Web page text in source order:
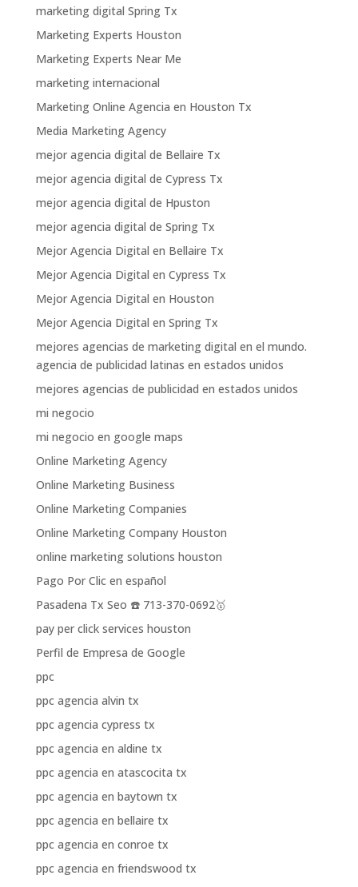
marketing digital Spring Tx
Marketing Experts Houston
Marketing Experts Near Me
marketing internacional
Marketing Online Agencia en Houston Tx
Media Marketing Agency
mejor agencia digital de Bellaire Tx
mejor agencia digital de Cypress Tx
mejor agencia digital de Hpuston
mejor agencia digital de Spring Tx
Mejor Agencia Digital en Bellaire Tx
Mejor Agencia Digital en Cypress Tx
Mejor Agencia Digital en Houston
Mejor Agencia Digital en Spring Tx
mejores agencias de marketing digital en el mundo.
agencia de publicidad latinas en estados unidos
mejores agencias de publicidad en estados unidos
mi negocio
mi negocio en google maps
Online Marketing Agency
Online Marketing Business
Online Marketing Companies
Online Marketing Company Houston
online marketing solutions houston
Pago Por Clic en español
Pasadena Tx Seo ☎️ 713-370-0692🥇
pay per click services houston
Perfil de Empresa de Google
ppc
ppc agencia alvin tx
ppc agencia cypress tx
ppc agencia en aldine tx
ppc agencia en atascocita tx
ppc agencia en baytown tx
ppc agencia en bellaire tx
ppc agencia en conroe tx
ppc agencia en friendswood tx